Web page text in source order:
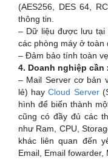
(AES256, DES 64,
thông tin.
– Dữ liệu được lưu tại
các phòng máy ở toàn
– Đảm bảo tính toàn
4. Doanh nghiệp
– Mail Server cơ bản
lẻ) hayCloud Server
hình để biến thành
cũng có đầy đủ các
như Ram, CPU,
khác liên quan đến
Email, Email fowarder,